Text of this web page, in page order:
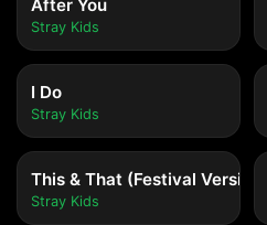
After You
Stray Kids
I Do
Stray Kids
This & That (Festival Version)
Stray Kids